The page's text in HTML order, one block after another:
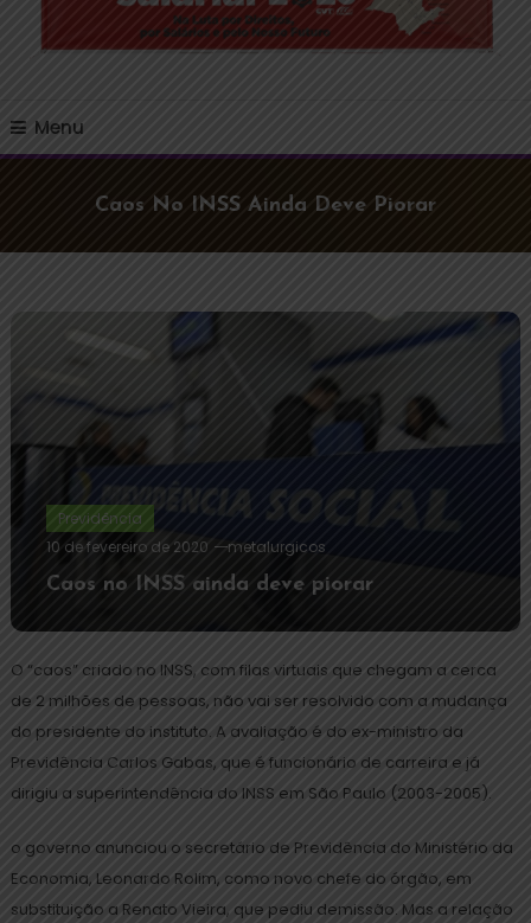
e Região
Menu
Caos No INSS Ainda Deve Piorar
Previdência
10 de fevereiro de 2020
metalurgicos
Caos no INSS ainda deve piorar
O “caos” criado no INSS, com filas virtuais que chegam a cerca
de 2 milhões de pessoas, não vai ser resolvido com a mudança
do presidente do instituto. A avaliação é do ex-ministro da
Previdência Carlos Gabas, que é funcionário de carreira e já
dirigiu a superintendência do INSS em São Paulo (2003-2005).
o governo anunciou o secretário de Previdência do Ministério da
Economia, Leonardo Rolim, como novo chefe do órgão, em
substituição a Renato Vieira, que pediu demissão. Mas a relação